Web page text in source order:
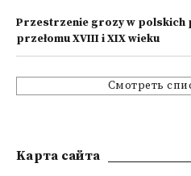
Przestrzenie grozy w polskich
przełomu XVIII i XIX wieku
Смотреть
Kарта сайта